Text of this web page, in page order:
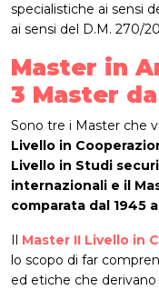
specialistiche ai sensi
ai sensi del D.M. 270/
Master in
3 Master
Sono tre i Master che
Livello in
Livello in Studi
internazionali e il
comparata dal 1945
Il Master II Livello in
lo scopo di far
ed etiche che